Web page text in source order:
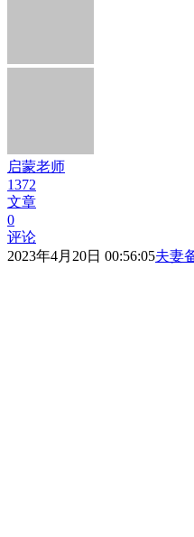
启蒙老师
1372
文章
0
评论
2023年4月20日 00:56:05夫妻